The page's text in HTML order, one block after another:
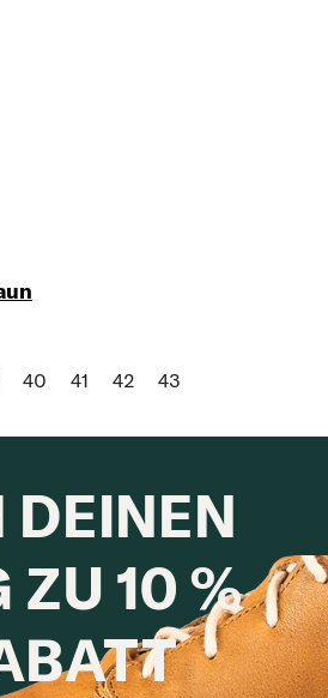
40 41 42 43
DEINEN
ZU 10 %